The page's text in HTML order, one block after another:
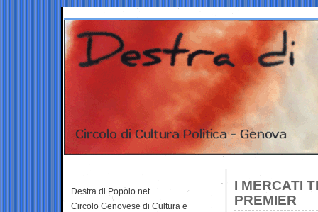
I MERCATI
PREMIER
Destra di Popolo.net
Circolo Genovese di Cultura e